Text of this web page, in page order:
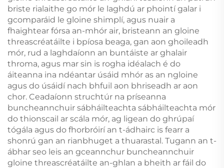
briste rialaithe go mór le laghdú ar phointí galar i
gcomparáid le gloine shimplí, agus nuair a
fhaightear fórsa an-mhór air, bristeann an gloine
threascréatáilte i bpíosa beaga, gan aon ghoileadh
mór, rud a laghdaíonn an buntáiste ar ghalair
throma, agus mar sin is rogha idéalach é do
áiteanna ina ndéantar úsáid mhór as an ngloine
agus do úsáidí nach bhfuil aon bhriseadh ar aon
chor. Ceadaíonn struchtúr na príseanna
buncheannchuir sábháilteachta sábháilteachta mór
do thionscail ar scála mór, ag ligean do ghrúpaí
tógála agus do fhorbróirí an t-ádhairc is fearr a
shonrú gan an rianbhuget a thuarastal. Tugann an t-
ábhar seo leis an gceannchur buncheannchuir
gloine threascréatáilte an-ghlan a bheith ar fáil do